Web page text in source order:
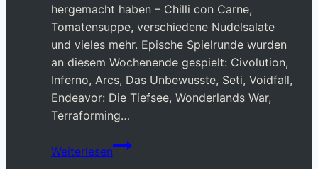
hergemacht haben – Chilli con Carne,
Tomatensuppe, verschiedene Nudelsalate
und vieles mehr. Epische Spielrunde wurden
an diesem Wochenende gespielt: Civolution,
Inferno, Arcs, Das Unbewusste, Seti, Voidfall,
Endeavor: Die Tiefsee, Wonderlands War,
Terraforming…
Weiterlesen
BCN-
Wochenende